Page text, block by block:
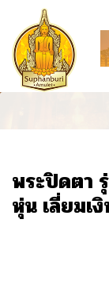
พระปิดตา
หุ่น เลี่ยมเ